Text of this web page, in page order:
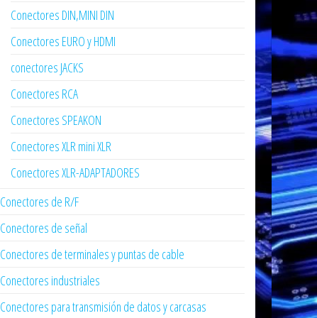
Conectores DIN,MINI DIN
Conectores EURO y HDMI
conectores JACKS
Conectores RCA
Conectores SPEAKON
Conectores XLR mini XLR
Conectores XLR-ADAPTADORES
Conectores de R/F
Conectores de señal
Conectores de terminales y puntas de cable
Conectores industriales
Conectores para transmisión de datos y carcasas